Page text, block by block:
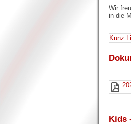
Wir
in die
Kunz
Kids